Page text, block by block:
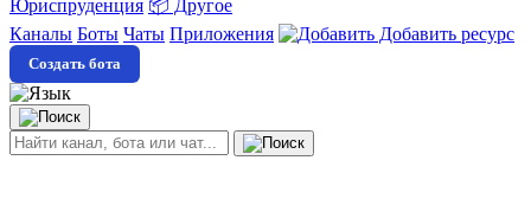
Юриспруденция 📦 Другое
Каналы Боты Чаты Приложения Добавить ресурс
Создать бота